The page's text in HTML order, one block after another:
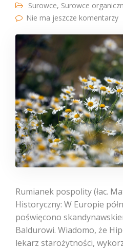
Surowce, Surowce
Nie ma jeszcze komentarzy
Rumianek pospolity (łac.
Historyczny: W Europie
poświęcono
Baldurowi. Wiadomo, że
lekarz starożytności,